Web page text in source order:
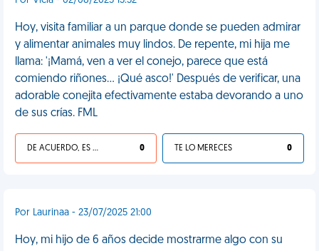
Hoy, visita familiar a un parque donde se pueden admirar
y alimentar animales muy lindos. De repente, mi hija me
llama: '¡Mamá, ven a ver el conejo, parece que está
comiendo riñones... ¡Qué asco!' Después de verificar, una
adorable conejita efectivamente estaba devorando a uno
de sus crías. FML
DE ACUERDO, ES UNA VIDA HP 0 TE LO MERECES 0
Por Laurinaa - 23/07/2025 21:00
Hoy, mi hijo de 6 años decide mostrarme algo con su